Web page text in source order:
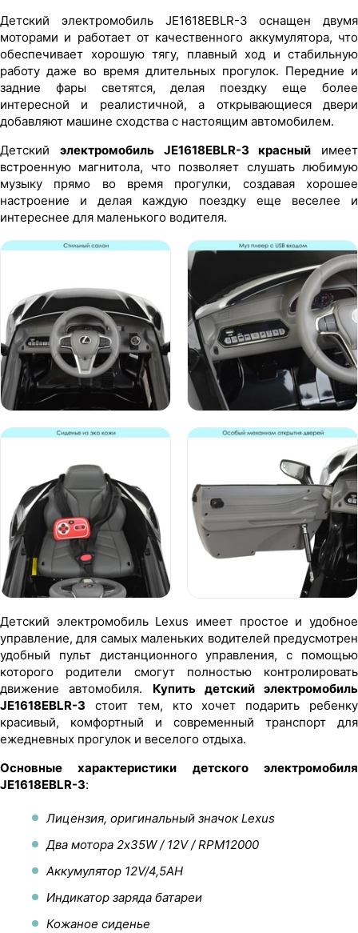
Детский электромобиль JE1618EBLR-3 оснащен двумя
моторами и работает от качественного аккумулятора, что
обеспечивает хорошую тягу, плавный ход и стабильную
работу даже во время длительных прогулок. Передние и
задние фары светятся, делая поездку еще более
интересной и реалистичной, а открывающиеся двери
добавляют машине сходства с настоящим автомобилем.
Детский электромобиль JE1618EBLR-3 красный имеет
встроенную магнитола, что позволяет слушать любимую
музыку прямо во время прогулки, создавая хорошее
настроение и делая каждую поездку еще веселее и
интереснее для маленького водителя.
Детский электромобиль Lеxus имеет простое и удобное
управление, для самых маленьких водителей предусмотрен
удобный пульт дистанционного управления, с помощью
которого родители смогут полностью контролировать
движение автомобиля. Купить детский электромобиль
JE1618EBLR-3 стоит тем, кто хочет подарить ребенку
красивый, комфортный и современный транспорт для
ежедневных прогулок и веселого отдыха.
Основные характеристики детского электромобиля
JE1618EBLR-3:
Лицензия, оригинальный значок Lеxus
Два мотора 2х35W / 12V / RPM12000
Аккумулятор 12V/4,5AH
Индикатор заряда батареи
Кожаное сиденье